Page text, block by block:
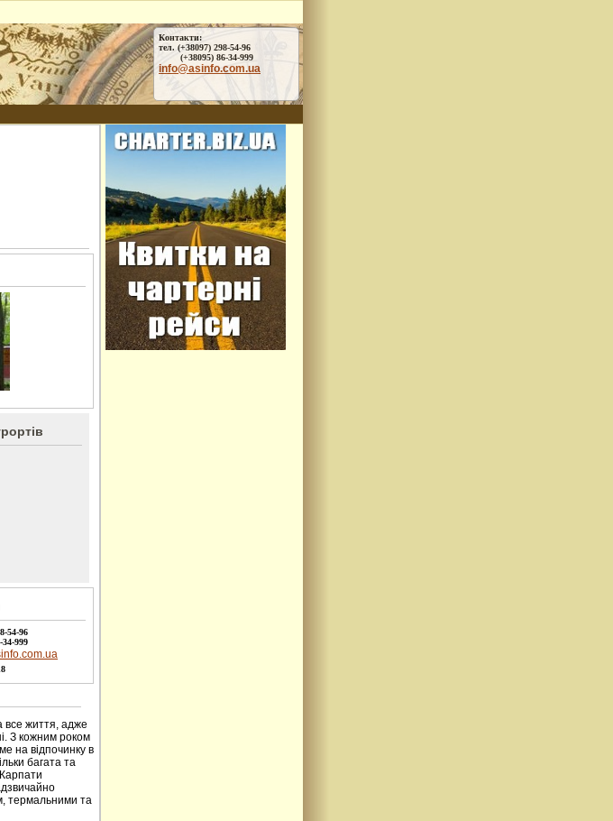
Контакти:
тел. (+38097) 298-54-96
(+38095) 86-34-999
info@asinfo.com.ua
54-96
34-999
все життя, адже
З кожним роком
на відпочинку в
багата та
термальними та